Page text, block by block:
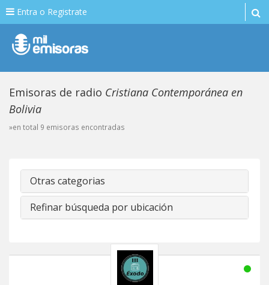
Entra o Registrate
Emisoras de radio Cristiana Contemporánea en
Bolivia
»en total 9 emisoras encontradas
Otras categorias
Refinar búsqueda por ubicación